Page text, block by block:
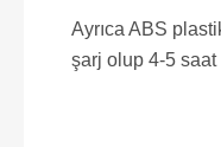
Ayrıca ABS
şarj olup 4-5 saat